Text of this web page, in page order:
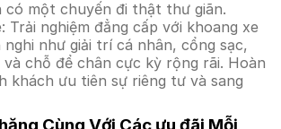
có một chuyến đi thật thư giãn.
Trải nghiệm đẳng cấp với khoang xe
như giải trí cá nhân, cổng sạc,
và chỗ để chân cực kỳ rộng rãi. Hoàn
khách ưu tiên sự riêng tư và sang